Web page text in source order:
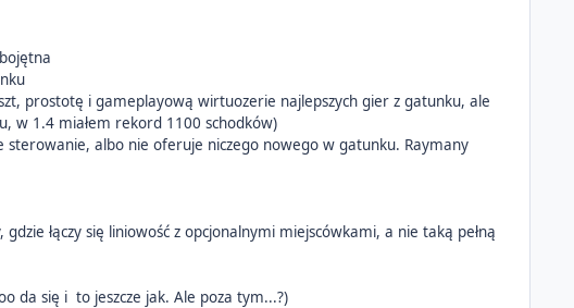
prostotę i gameplayową wirtuozerie najlepszych gier z gatunku, ale
w 1.4 miałem rekord 1100 schodków)
albo nie oferuje niczego nowego w gatunku. Raymany
łączy się liniowość z opcjonalnymi miejscówkami, a nie taką pełną
da się i to jeszcze jak. Ale poza tym...?)